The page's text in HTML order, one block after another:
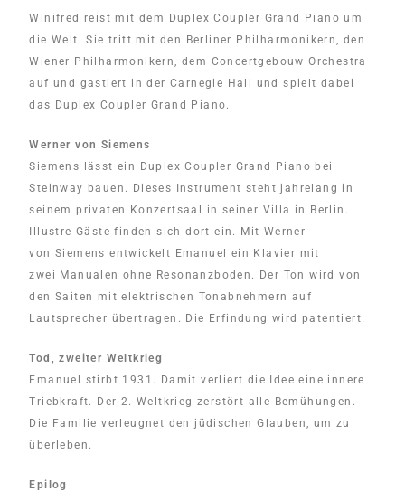
Winifred reist mit dem Duplex Coupler Grand Piano um
die Welt. Sie tritt mit den Berliner Philharmonikern, den
Wiener Philharmonikern, dem Concertgebouw Orchestra
auf und gastiert in der Carnegie Hall und spielt dabei
das Duplex Coupler Grand Piano.
Werner von Siemens
Siemens lässt ein Duplex Coupler Grand Piano bei
Steinway bauen. Dieses Instrument steht jahrelang in
seinem privaten Konzertsaal in seiner Villa in Berlin.
Illustre Gäste finden sich dort ein. Mit Werner
von Siemens entwickelt Emanuel ein Klavier mit
zwei Manualen ohne Resonanzboden. Der Ton wird von
den Saiten mit elektrischen Tonabnehmern auf
Lautsprecher übertragen. Die Erfindung wird patentiert.
Tod, zweiter Weltkrieg
Emanuel stirbt 1931. Damit verliert die Idee eine innere
Triebkraft. Der 2. Weltkrieg zerstört alle Bemühungen.
Die Familie verleugnet den jüdischen Glauben, um zu
überleben.
Epilog